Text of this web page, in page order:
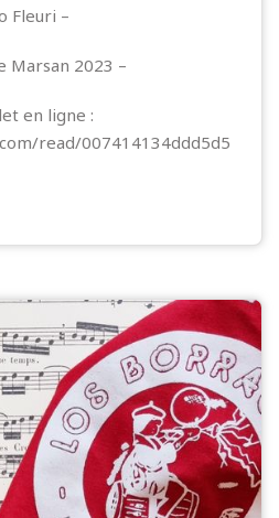
Fleuri –
Marsan 2023 –
en ligne :
read/007414134ddd5d5